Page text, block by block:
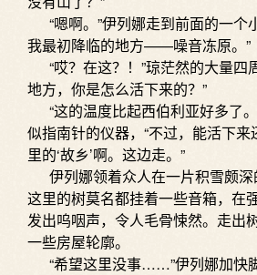
“嗯啊。”伊列娜走到前面的一个
我最初降临的地方——噪音冻原。”
“哎？在这？！”琼茫然的大量四
地方，你是怎么活下来的？”
“这的温度比起西伯利亚好多了
似指南针的仪器，“不过，能活下
里的‘故乡’啊。这边走。”
伊列娜领着众人在一片积雪颇深
这里的树莫名都挂着一些音箱，在
发出呜咽声，令人毛骨悚然。走出
一些房屋轮廓。
“希望这里没事……”伊列娜加快脚